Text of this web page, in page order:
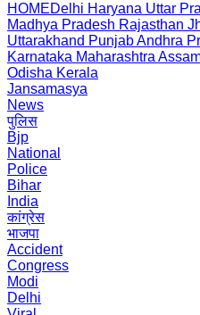
HOMEDelhi Haryana Uttar
Madhya Pradesh Rajasthan
Uttarakhand PunjabAndhra
Karnataka Maharashtra
Odisha Kerala
Jansamasya
News
पुलिस
Bjp
National
Police
Bihar
India
कांग्रेस
भाजपा
Accident
Congress
Modi
Delhi